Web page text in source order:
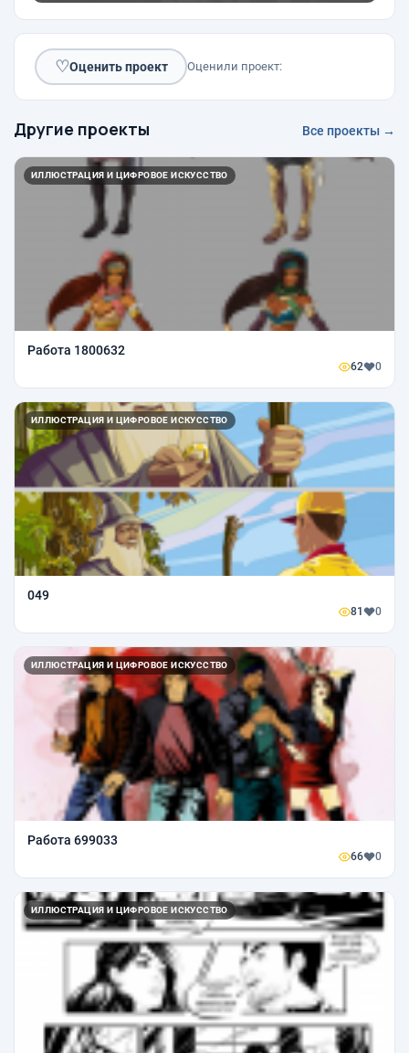
♡Оценить проект Оценили проект:
Другие проекты Все проекты →
ИЛЛЮСТРАЦИЯ И ЦИФРОВОЕ ИСКУССТВО
Работа 1800632
62 0
ИЛЛЮСТРАЦИЯ И ЦИФРОВОЕ ИСКУССТВО
049
81 0
ИЛЛЮСТРАЦИЯ И ЦИФРОВОЕ ИСКУССТВО
Работа 699033
66 0
ИЛЛЮСТРАЦИЯ И ЦИФРОВОЕ ИСКУССТВО